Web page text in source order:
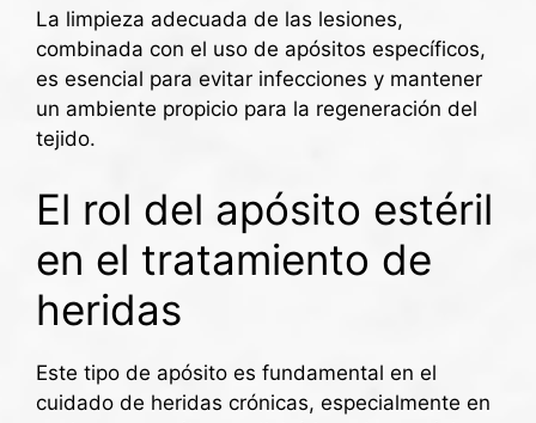
La limpieza adecuada de las lesiones,
combinada con el uso de apósitos específicos,
es esencial para evitar infecciones y mantener
un ambiente propicio para la regeneración del
tejido.
El rol del apósito estéril
en el tratamiento de
heridas
Este tipo de apósito es fundamental en el
cuidado de heridas crónicas, especialmente en